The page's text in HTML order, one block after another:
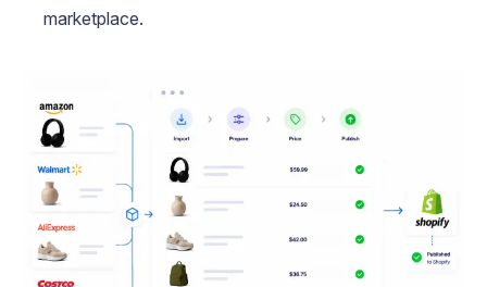
marketplace.